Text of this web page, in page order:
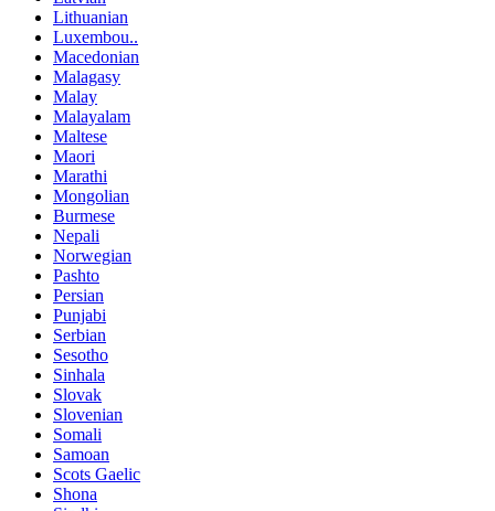
Lithuanian
Luxembou..
Macedonian
Malagasy
Malay
Malayalam
Maltese
Maori
Marathi
Mongolian
Burmese
Nepali
Norwegian
Pashto
Persian
Punjabi
Serbian
Sesotho
Sinhala
Slovak
Slovenian
Somali
Samoan
Scots Gaelic
Shona